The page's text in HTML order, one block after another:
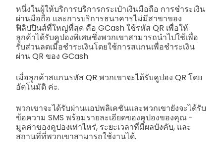
หนึ่งในผู้ให้บริการบริการกระเป๋าเงินมือถือ การชำระเงิน
ผ่านมือถือ และการบริการธนาคารไม่มีสาขาของ
ฟิลิปปินส์ที่ใหญ่ที่สุด คือ GCash ใช้รหัส QR เพื่อให้
ลูกค้าได้รับคูปองพิเศษซึ่งพวกเขาสามารถนำไปใช้เพื่อ
รับส่วนลดเมื่อชำระเงินโดยใช้การสแกนเพื่อชำระเงิน
ผ่าน QR ของ GCash
เมื่อลูกค้าสแกนรหัส QR พวกเขาจะได้รับคูปอง QR โดย
อัตโนมัติ ค่ะ.
พวกเขาจะได้รับผ่านแอปพลิเคชันและพวกเขายังจะได้รับ
ข้อความ SMS พร้อมรายละเอียดของคูปองของคุณ -
มูลค่าของคูปองเท่าไหร่, ระยะเวลาที่มีผลบังคับ, และ
สถานที่ที่พวกเขาสามารถใช้งานได้.